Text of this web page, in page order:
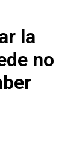
la
no